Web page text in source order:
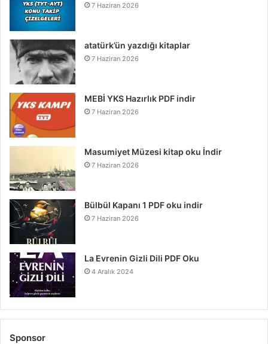
7 Haziran 2026
atatürk’ün yazdığı kitaplar
7 Haziran 2026
MEBİ YKS Hazırlık PDF indir
7 Haziran 2026
Masumiyet Müzesi kitap oku İndir
7 Haziran 2026
Bülbül Kapanı 1 PDF oku indir
7 Haziran 2026
La Evrenin Gizli Dili PDF Oku
4 Aralık 2024
Sponsor